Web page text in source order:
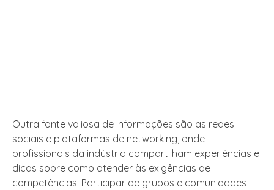
Outra fonte valiosa de informações são as redes
sociais e plataformas de networking, onde
profissionais da indústria compartilham experiências e
dicas sobre como atender às exigências de
competências. Participar de grupos e comunidades